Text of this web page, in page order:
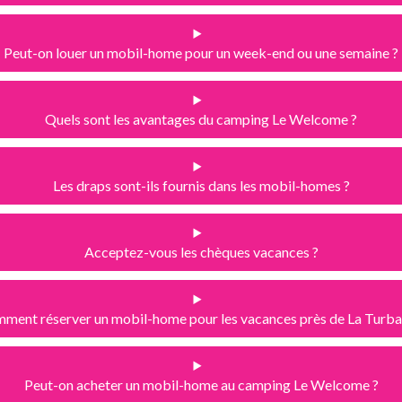
Peut-on louer un mobil-home pour un week-end ou une semaine ?
Quels sont les avantages du camping Le Welcome ?
Les draps sont-ils fournis dans les mobil-homes ?
Acceptez-vous les chèques vacances ?
réserver un mobil-home pour les vacances près de La
Peut-on acheter un mobil-home au camping Le Welcome ?